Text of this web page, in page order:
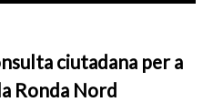
ciutadana per a
Ronda Nord